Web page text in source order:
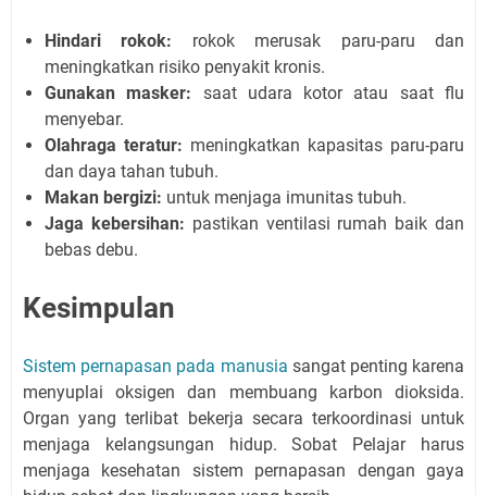
Hindari rokok: rokok merusak paru-paru dan
meningkatkan risiko penyakit kronis.
Gunakan masker: saat udara kotor atau saat flu
menyebar.
Olahraga teratur: meningkatkan kapasitas paru-paru
dan daya tahan tubuh.
Makan bergizi: untuk menjaga imunitas tubuh.
Jaga kebersihan: pastikan ventilasi rumah baik dan
bebas debu.
Kesimpulan
Sistem pernapasan pada manusia sangat penting karena
menyuplai oksigen dan membuang karbon dioksida.
Organ yang terlibat bekerja secara terkoordinasi untuk
menjaga kelangsungan hidup. Sobat Pelajar harus
menjaga kesehatan sistem pernapasan dengan gaya